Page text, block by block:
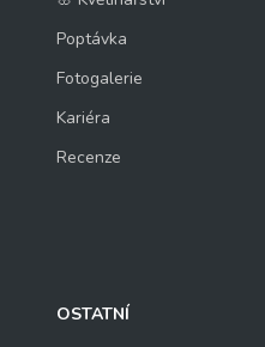
Poptávka
Fotogalerie
Kariéra
Recenze
OSTATNÍ